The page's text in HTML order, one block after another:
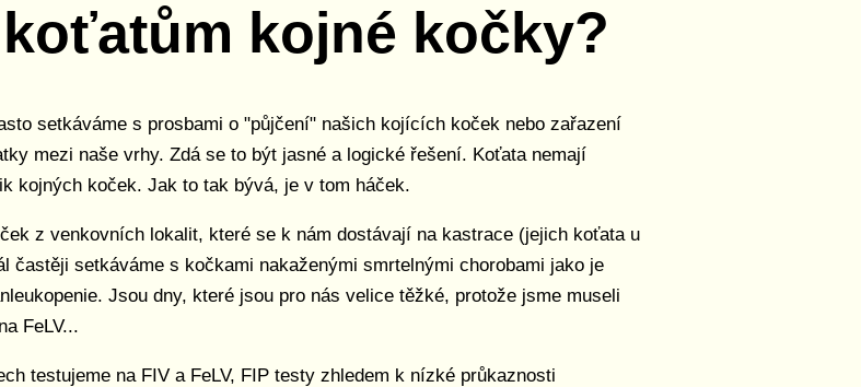
kojné kočky?
setkáváme s prosbami o "půjčení" našich kojících koček nebo zařazení
mezi naše vrhy. Zdá se to být jasné a logické řešení. Koťata nemají
kojných koček. Jak to tak bývá, je v tom háček.
z venkovních lokalit, které se k nám dostávají na kastrace (jejich koťata u
častěji setkáváme s kočkami nakaženými smrtelnými chorobami jako je
Jsou dny, které jsou pro nás velice těžké, protože jsme museli
FeLV...
testujeme na FIV a FeLV, FIP testy zhledem k nízké průkaznosti